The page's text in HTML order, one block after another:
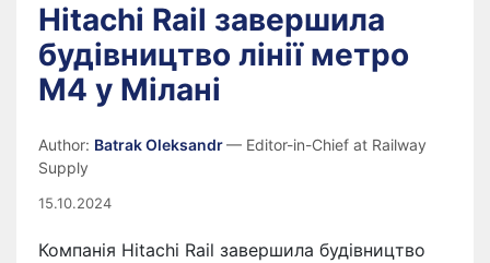
Hitachi Rail завершила
будівництво лінії метро
M4 у Мілані
Author: Batrak Oleksandr— Editor-in-Chief at Railway
Supply
15.10.2024
Компанія Hitachi Rail завершила будівництво